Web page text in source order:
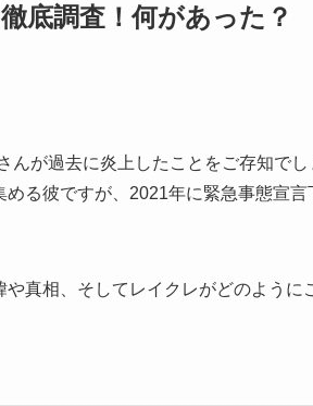
底調査！何があった？
んが過去に炎上したことをご存知でし
る彼ですが、2021年に緊急事態宣言
真相、そしてレイクレがどのように